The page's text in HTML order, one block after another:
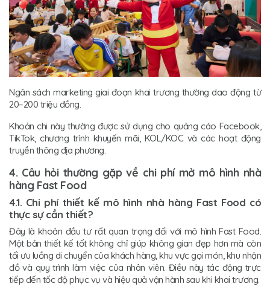
Ngân sách marketing giai đoạn khai trương thường dao động từ
20–200 triệu đồng.
Khoản chi này thường được sử dụng cho quảng cáo Facebook,
TikTok, chương trình khuyến mãi, KOL/KOC và các hoạt động
truyền thông địa phương.
4. Câu hỏi thường gặp về chi phí mở mô hình nhà
hàng Fast Food
4.1. Chi phí thiết kế mô hình nhà hàng Fast Food có
thực sự cần thiết?
Đây là khoản đầu tư rất quan trọng đối với mô hình Fast Food.
Một bản thiết kế tốt không chỉ giúp không gian đẹp hơn mà còn
tối ưu luồng di chuyển của khách hàng, khu vực gọi món, khu nhận
đồ và quy trình làm việc của nhân viên. Điều này tác động trực
tiếp đến tốc độ phục vụ và hiệu quả vận hành sau khi khai trương.